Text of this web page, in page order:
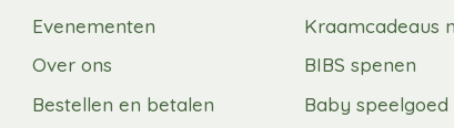
Evenementen
Over ons
Bestellen en betalen
Kraamcadeaus
BIBS spenen
Baby speelgoed